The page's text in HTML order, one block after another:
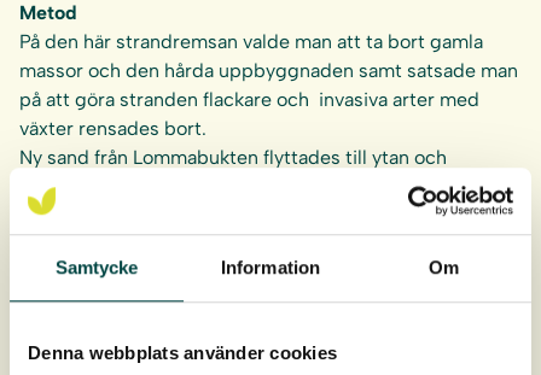
Samtycke Information Om
Denna webbplats använder cookies
Metod
På den här strandremsan valde man att ta bort gamla
massor och den hårda uppbyggnaden samt satsade man
på att göra stranden flackare och invasiva arter med
växter rensades bort.
Ny sand från Lommabukten flyttades till ytan och
tusentals av VegTechs strandråg och sandrör
planterades på stranden, detta för att binda sanden så
erosion.
Värt att nämna är att juststrandrågochsandrörhar en
fina och väl förgrenade rotsystem.